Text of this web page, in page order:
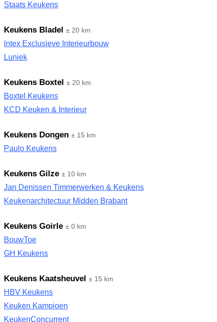
Staats Keukens
Keukens Bladel ± 20 km
Intex Exclusieve Interieurbouw
Luniek
Keukens Boxtel ± 20 km
Boxtel Keukens
KCD Keuken & Interieur
Keukens Dongen ± 15 km
Paulo Keukens
Keukens Gilze ± 10 km
Jan Denissen Timmerwerken & Keukens
Keukenarchitectuur Midden Brabant
Keukens Goirle ± 0 km
BouwToe
GH Keukens
Keukens Kaatsheuvel ± 15 km
HBV Keukens
Keuken Kampioen
KeukenConcurrent